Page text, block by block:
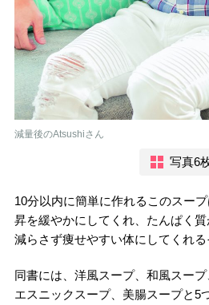
減量後のAtsushiさん
写真6
10分以内に簡単に作れるこのスー
昇を緩やかにしてくれ、たんぱく
減らさず痩せやすい体にしてくれる
同書には、洋風スープ、和風スー
エスニックスープ、美腸スープと5